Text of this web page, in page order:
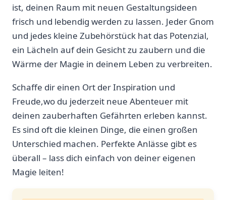
ist, deinen Raum mit neuen Gestaltungsideen
frisch und lebendig werden‌ zu lassen. Jeder⁣ Gnom
und jedes ​kleine Zubehörstück hat‍ das Potenzial,
ein‌ Lächeln auf ⁣dein Gesicht zu zaubern und die
Wärme der Magie‍ in ‌deinem Leben zu verbreiten.
Schaffe dir einen Ort ⁤der Inspiration und
Freude,wo du jederzeit neue Abenteuer mit
deinen zauberhaften Gefährten erleben kannst.
Es sind oft⁤ die⁤ kleinen Dinge, die einen großen
⁣Unterschied machen. Perfekte Anlässe gibt es
überall – lass⁣ dich einfach von deiner eigenen
Magie leiten!